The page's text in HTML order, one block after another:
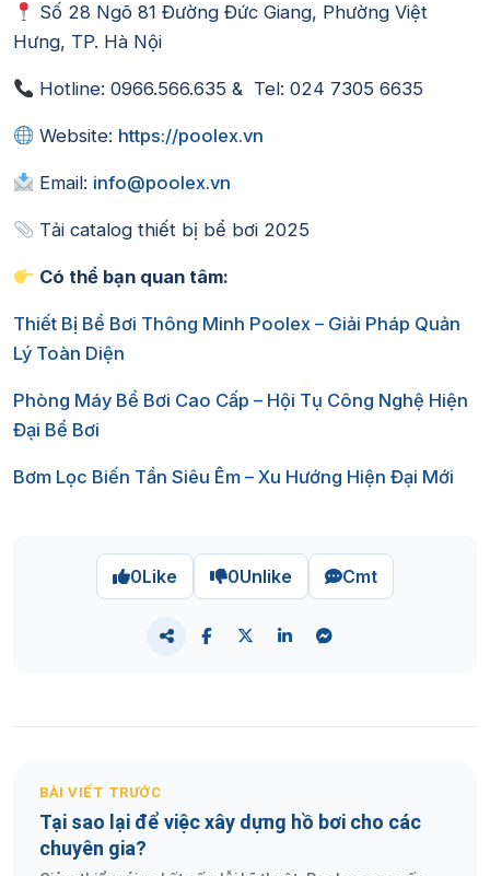
Số 28 Ngõ 81 Đường Đức Giang, Phường Việt
Hưng, TP. Hà Nội
Hotline: 0966.566.635 & Tel: 024 7305 6635
Website: https://poolex.vn
Email: info@poolex.vn
Tải catalog thiết bị bể bơi 2025
Có thể bạn quan tâm:
Thiết Bị Bể Bơi Thông Minh Poolex – Giải Pháp Quản
Lý Toàn Diện
Phòng Máy Bể Bơi Cao Cấp – Hội Tụ Công Nghệ Hiện
Đại Bể Bơi
Bơm Lọc Biến Tần Siêu Êm – Xu Hướng Hiện Đại Mới
0Like 0Unlike Cmt
BÀI VIẾT TRƯỚC
Tại sao lại để việc xây dựng hồ bơi cho các
chuyên gia?